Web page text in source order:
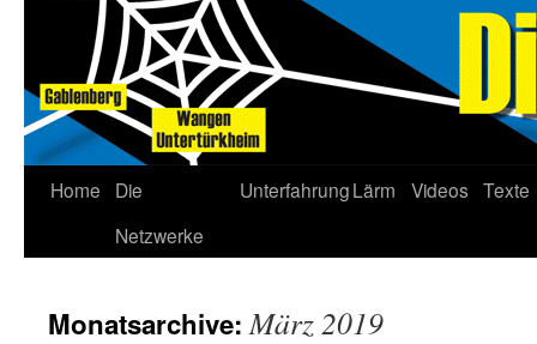
Home
Die
Netzwerke
UnterfahrungLärm Videos Texte
Monatsarchive:März 2019